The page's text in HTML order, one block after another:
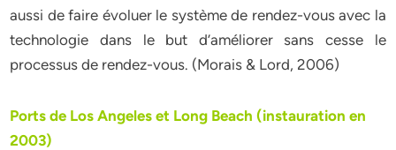
aussi de faire évoluer le système de rendez-vous avec la
technologie dans le but d’améliorer sans cesse le
processus de rendez-vous. (Morais & Lord, 2006)
Ports de Los Angeles et Long Beach (instauration en
2003)